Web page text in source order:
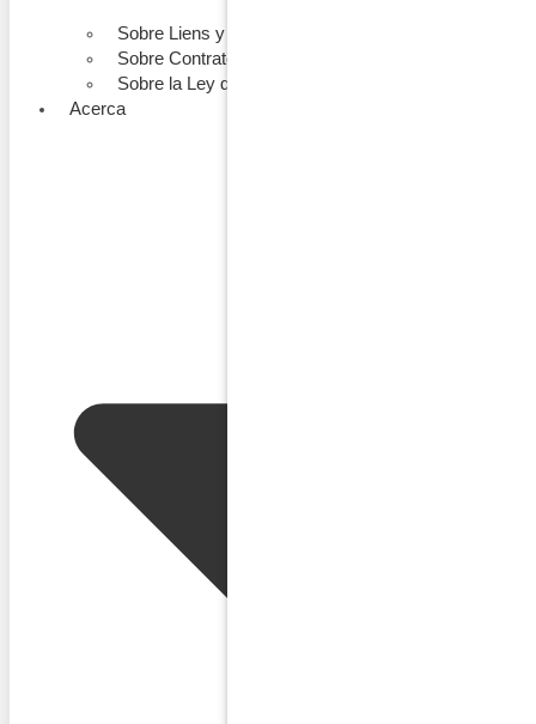
Sobre Liens y Colecciones
Sobre Contratos de Construcción
Sobre la Ley de Construcción
Acerca